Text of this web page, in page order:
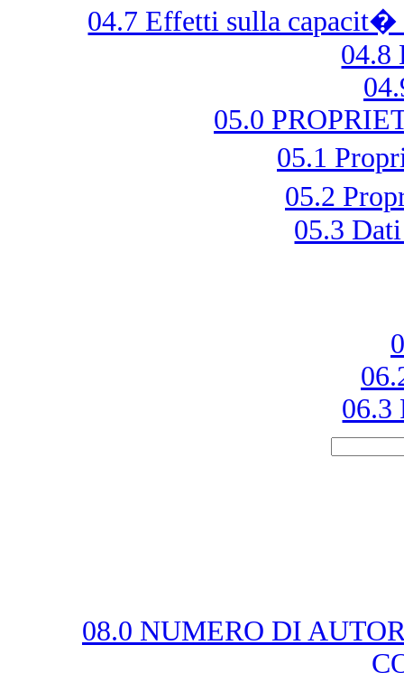
04.7 Effetti sulla capacit�
04.8
05.0
05.1
05.2
05.3
06.3
08.0 NUMERO DI